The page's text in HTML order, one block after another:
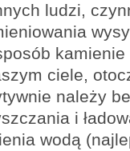
ludzi,
ciele,
należy
i
wodą